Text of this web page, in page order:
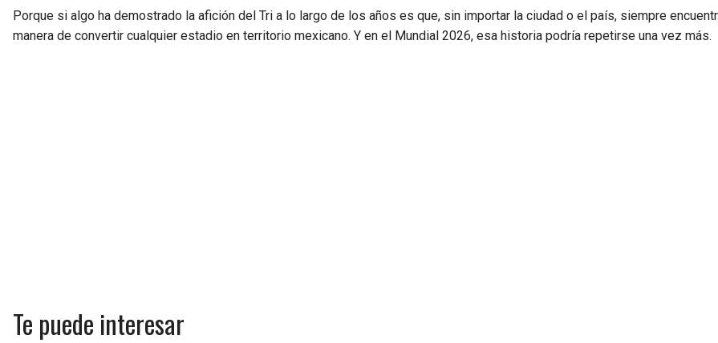
Porque si algo ha demostrado la afición del Tri a lo largo de los años es que, sin importar la ciudad o el país, siempre
manera de convertir cualquier estadio en territorio mexicano. Y en el Mundial 2026, esa historia podría repetirse una vez más.
Te puede interesar